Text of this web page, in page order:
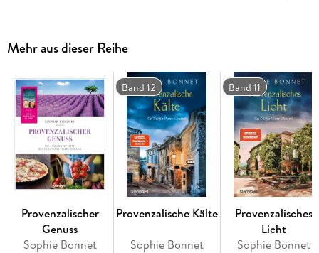
Als eine bekannte Weinexpertin ihre Teilnahme an der
Kochshow absagt, ahnt niemand, dass Charlotte, die spontan
ihren Platz einnimmt, sich damit in Lebensgefahr begibt . . .
'Niemand verbindet Genuss und Verbrechen so harmonisch
wie Sophie Bonnet in ihren Provence-Krimis.'
Hamburger
Morgenpost
Lesen Sie auch weitere Romane der hoch spannenden 'Pierre
Durand'-Reihe!
Alle Bände sind eigenständige Fälle und können unabhängig
voneinander gelesen werden.
Mehr aus dieser Reihe
Provenzalischer
Genuss
Sophie Bonnet
Band 12
Provenzalische Kälte
Sophie Bonnet
Band 11
Provenzalisches
Licht
Sophie Bonnet